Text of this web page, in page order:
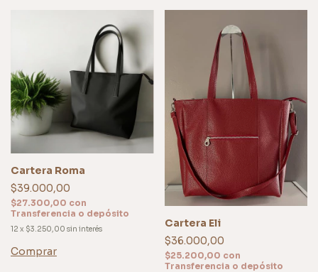
Cartera Roma
$39.000,00
$27.300,00 con
Transferencia o depósito
12 x $3.250,00 sin interés
Comprar
Cartera Eli
$36.000,00
$25.200,00 con
Transferencia o depósito